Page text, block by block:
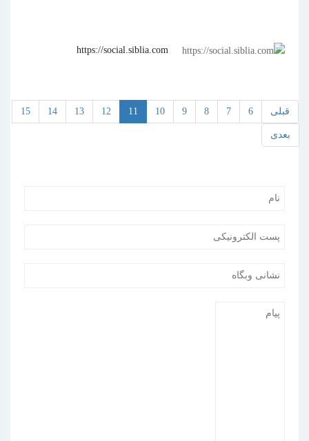
https://social.siblia.com
قبلی 6
7
8
9
10
11
12
13
14
15
بعدی